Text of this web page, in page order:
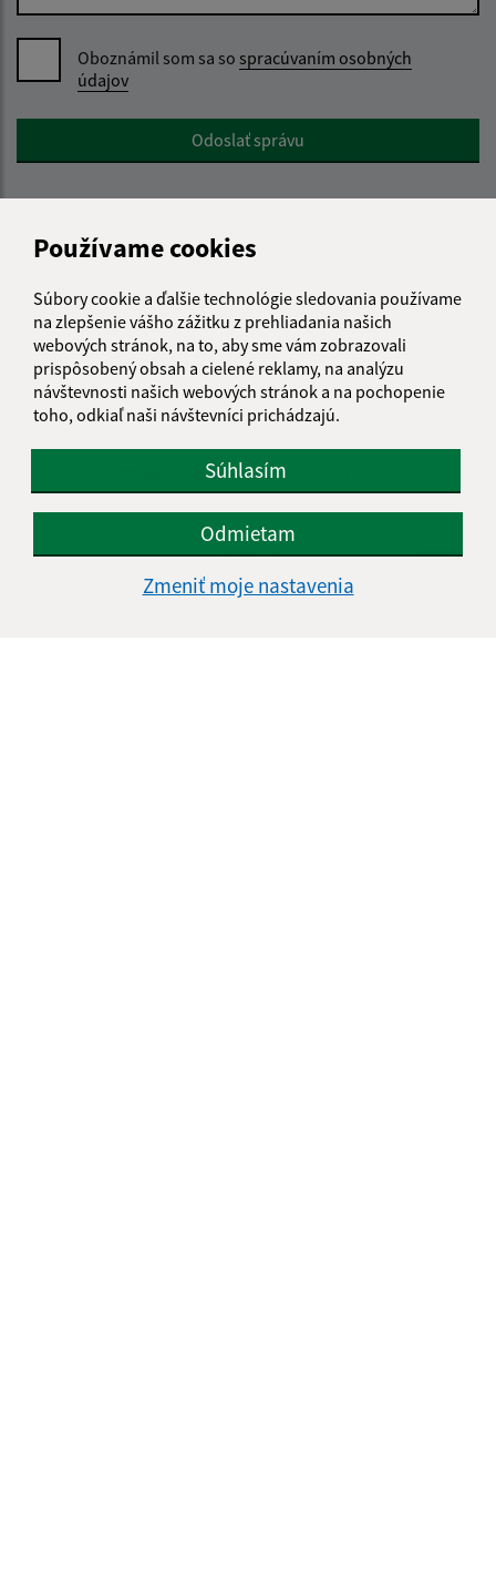
Používame cookies
Súbory cookie a ďalšie technológie sledovania používame
na zlepšenie vášho zážitku z prehliadania našich
webových stránok, na to, aby sme vám zobrazovali
prispôsobený obsah a cielené reklamy, na analýzu
návštevnosti našich webových stránok a na pochopenie
toho, odkiaľ naši návštevníci prichádzajú.
Súhlasím
Odmietam
Zmeniť moje nastavenia
Oboznámil som sa so spracúvaním osobných
údajov
Google reCaptcha ResponseOdoslať správu
Úradné hodiny:
Deň
Čas doobeda Čas poobede
Pondelok:
08:00 - 12:00 13.00 - 15.30
Utorok:
08:00 - 12:00 13.00 - 15.30
Streda:
08:00 - 12:00 13.00 - 15.30
Štvrtok:
08:00 - 12:00 13.00 - 15.30
Obedňajšia prestávka:
Kontakt:
Obecný úrad Belá nad Cirochou